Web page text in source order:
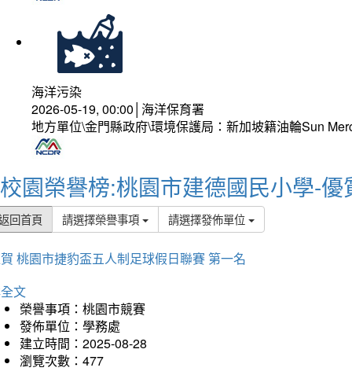
海洋污染
2026-05-19, 00:00│海洋保育署
地方單位\金門縣政府\環境保護局：新加坡籍油輪Sun
校園榮譽榜:桃園市建德國民小學-優
回首頁 請選擇榮譽事項 請選擇發佈單位
桃園市捷豹盃五人制足球假日聯賽 第一名
文
榮譽事項：桃園市競賽
發佈單位：學務處
建立時間：2025-08-28
瀏覽次數：477